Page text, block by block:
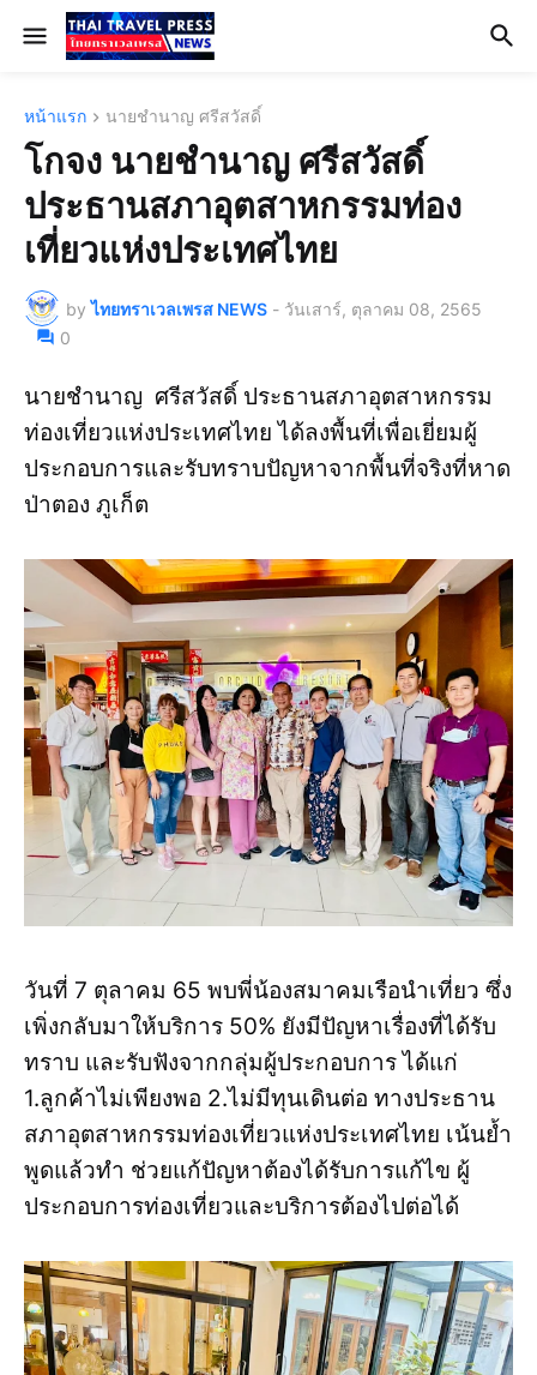
หน้าแรก นายชำนาญ ศรีสวัสดิ์
โกจง นายชำนาญ ศรีสวัสดิ์
ประธานสภาอุตสาหกรรมท่อง
เที่ยวแห่งประเทศไทย
by ไทยทราเวลเพรส NEWS - วันเสาร์, ตุลาคม 08, 2565
0
นายชำนาญ ศรีสวัสดิ์ ประธานสภาอุตสาหกรรม
ท่องเที่ยวแห่งประเทศไทย ได้ลงพื้นที่เพื่อเยี่ยมผู้
ประกอบการและรับทราบปัญหาจากพื้นที่จริงที่หาด
ป่าตอง ภูเก็ต
วันที่ 7 ตุลาคม 65 พบพี่น้องสมาคมเรือนำเที่ยว ซึ่ง
เพิ่งกลับมาให้บริการ 50% ยังมีปัญหาเรื่องที่ได้รับ
ทราบ และรับฟังจากกลุ่มผู้ประกอบการ ได้แก่
1.ลูกค้าไม่เพียงพอ 2.ไม่มีทุนเดินต่อ ทางประธาน
สภาอุตสาหกรรมท่องเที่ยวแห่งประเทศไทย เน้นย้ำ
พูดแล้วทำ ช่วยแก้ปัญหาต้องได้รับการแก้ไข ผู้
ประกอบการท่องเที่ยวและบริการต้องไปต่อได้